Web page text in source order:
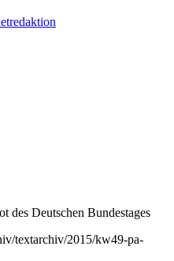
des Deutschen Bundestages
textarchiv/2015/kw49-pa-